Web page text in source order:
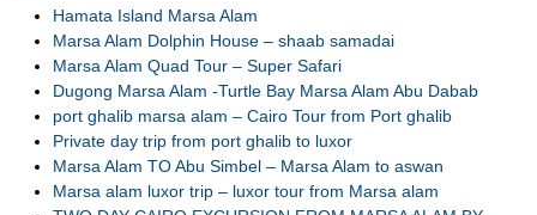
Hamata Island Marsa Alam
Marsa Alam Dolphin House – shaab samadai
Marsa Alam Quad Tour – Super Safari
Dugong Marsa Alam -Turtle Bay Marsa Alam Abu Dabab
port ghalib marsa alam – Cairo Tour from Port ghalib
Private day trip from port ghalib to luxor
Marsa Alam TO Abu Simbel – Marsa Alam to aswan
Marsa alam luxor trip – luxor tour from Marsa alam